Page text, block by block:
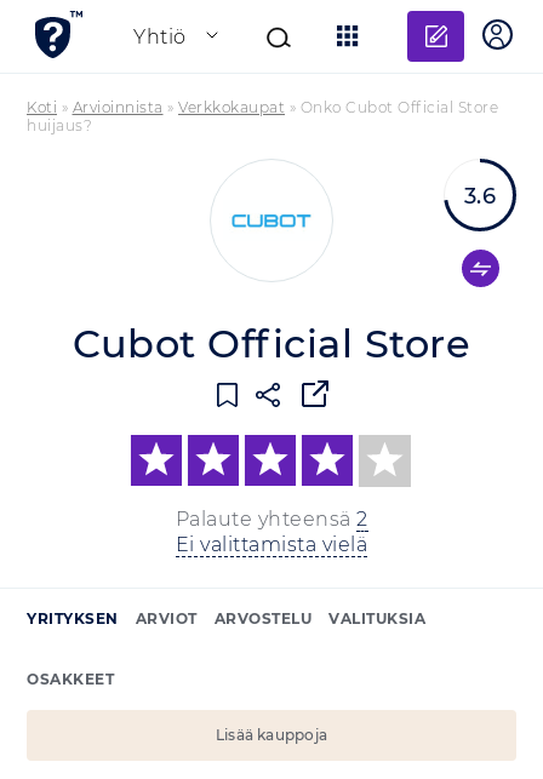
Yhtiö
Lisää
Koti » Arvioinnista » Verkkokaupat » Onko Cubot Official Store
huijaus?
Cubot Official Store
Palaute yhteensä 2
Ei valittamista vielä
3.6
YRITYKSEN ARVIOT ARVOSTELU VALITUKSIA
OSAKKEET
Lisää kauppoja